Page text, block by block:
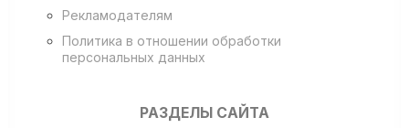
Рекламодателям
Политика в отношении обработки
персональных данных
РАЗДЕЛЫ САЙТА